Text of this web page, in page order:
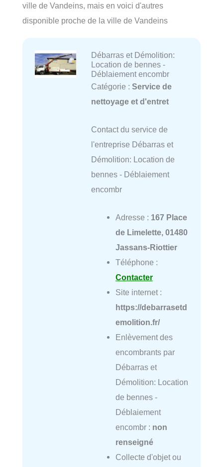
ville de Vandeins, mais en voici d'autres
disponible proche de la ville de Vandeins
Débarras et Démolition:
Location de bennes -
Déblaiement encombr
Catégorie : Service de
nettoyage et d'entret
Contact du service de
l'entreprise Débarras et
Démolition: Location de
bennes - Déblaiement
encombr
Adresse : 167 Place
de Limelette, 01480
Jassans-Riottier
Téléphone :
Contacter
Site internet :
https://debarrasetd
emolition.fr/
Enlèvement des
encombrants par
Débarras et
Démolition: Location
de bennes -
Déblaiement
encombr : non
renseigné
Collecte d'objet ou